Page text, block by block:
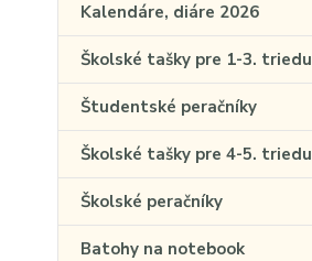
Kalendáre, diáre 2026
Školské tašky pre 1-3. triedu
Študentské peračníky
Školské tašky pre 4-5. triedu
Školské peračníky
Batohy na notebook